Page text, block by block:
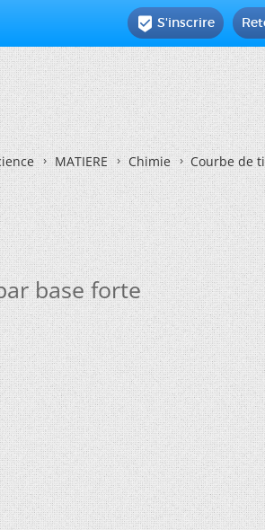
 S'inscrire
MATIERE Chimie Courbe de
base forte